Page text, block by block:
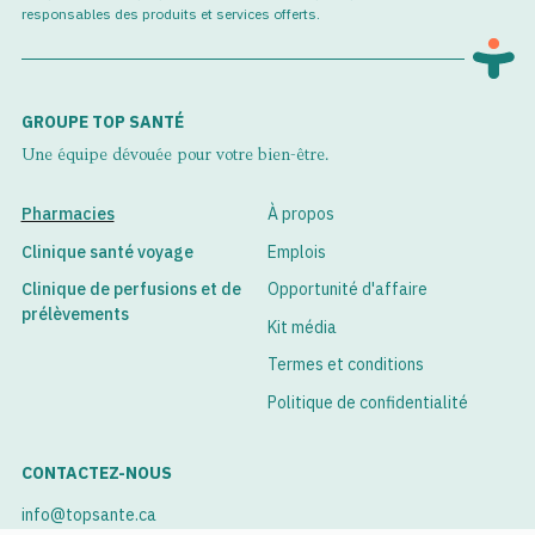
responsables des produits et services offerts.
GROUPE TOP SANTÉ
Une équipe dévouée pour votre bien-être.
Pharmacies
Clinique santé voyage
Clinique de perfusions et de
prélèvements
À propos
Emplois
Opportunité d'affaire
Kit média
Termes et conditions
Politique de confidentialité
CONTACTEZ-NOUS
info@topsante.ca